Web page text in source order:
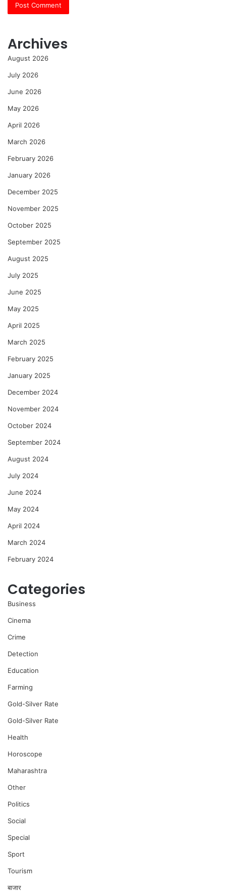
Archives
August 2026
July 2026
June 2026
May 2026
April 2026
March 2026
February 2026
January 2026
December 2025
November 2025
October 2025
September 2025
August 2025
July 2025
June 2025
May 2025
April 2025
March 2025
February 2025
January 2025
December 2024
November 2024
October 2024
September 2024
August 2024
July 2024
June 2024
May 2024
April 2024
March 2024
February 2024
Categories
Business
Cinema
Crime
Detection
Education
Farming
Gold-Silver Rate
Gold-Silver Rate
Health
Horoscope
Maharashtra
Other
Politics
Social
Special
Sport
Tourism
बाजार